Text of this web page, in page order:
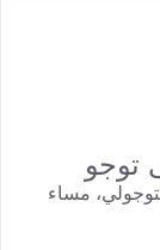
توجو
2) مع مضيفه التوجولي، مساء